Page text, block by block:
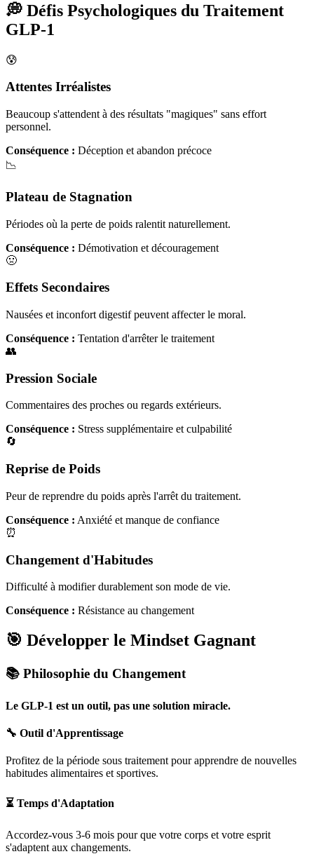
💭 Défis Psychologiques du Traitement
GLP-1
😰
Attentes Irréalistes
Beaucoup s'attendent à des résultats "magiques" sans effort
personnel.
Conséquence : Déception et abandon précoce
📉
Plateau de Stagnation
Périodes où la perte de poids ralentit naturellement.
Conséquence : Démotivation et découragement
🤢
Effets Secondaires
Nausées et inconfort digestif peuvent affecter le moral.
Conséquence : Tentation d'arrêter le traitement
👥
Pression Sociale
Commentaires des proches ou regards extérieurs.
Conséquence : Stress supplémentaire et culpabilité
🔄
Reprise de Poids
Peur de reprendre du poids après l'arrêt du traitement.
Conséquence : Anxiété et manque de confiance
⏰
Changement d'Habitudes
Difficulté à modifier durablement son mode de vie.
Conséquence : Résistance au changement
🎯 Développer le Mindset Gagnant
📚 Philosophie du Changement
Le GLP-1 est un outil, pas une solution miracle.
🔧 Outil d'Apprentissage
Profitez de la période sous traitement pour apprendre de nouvelles
habitudes alimentaires et sportives.
⏳ Temps d'Adaptation
Accordez-vous 3-6 mois pour que votre corps et votre esprit
s'adaptent aux changements.